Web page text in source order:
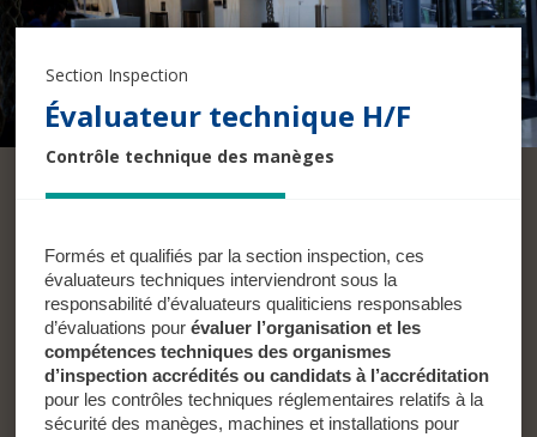
Section Inspection
Évaluateur technique H/F
Contrôle technique des manèges
Formés et qualifiés par la section inspection, ces
évaluateurs techniques interviendront sous la
responsabilité d’évaluateurs qualiticiens responsables
d’évaluations pour évaluer l’organisation et les
compétences techniques des organismes
d’inspection accrédités ou candidats à l’accréditation
pour les contrôles techniques réglementaires relatifs à la
sécurité des manèges, machines et installations pour